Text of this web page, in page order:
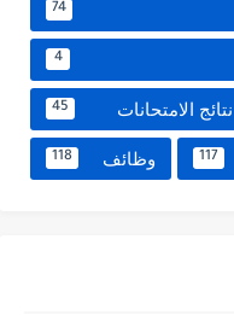
74
4
نتائج الامتحانات 45
117 وظائف 118